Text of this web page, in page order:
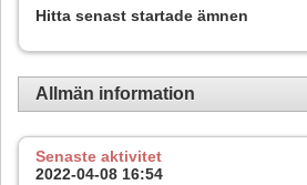
Hitta senast startade ämnen
Allmän information
Senaste aktivitet
2022-04-08 16:54